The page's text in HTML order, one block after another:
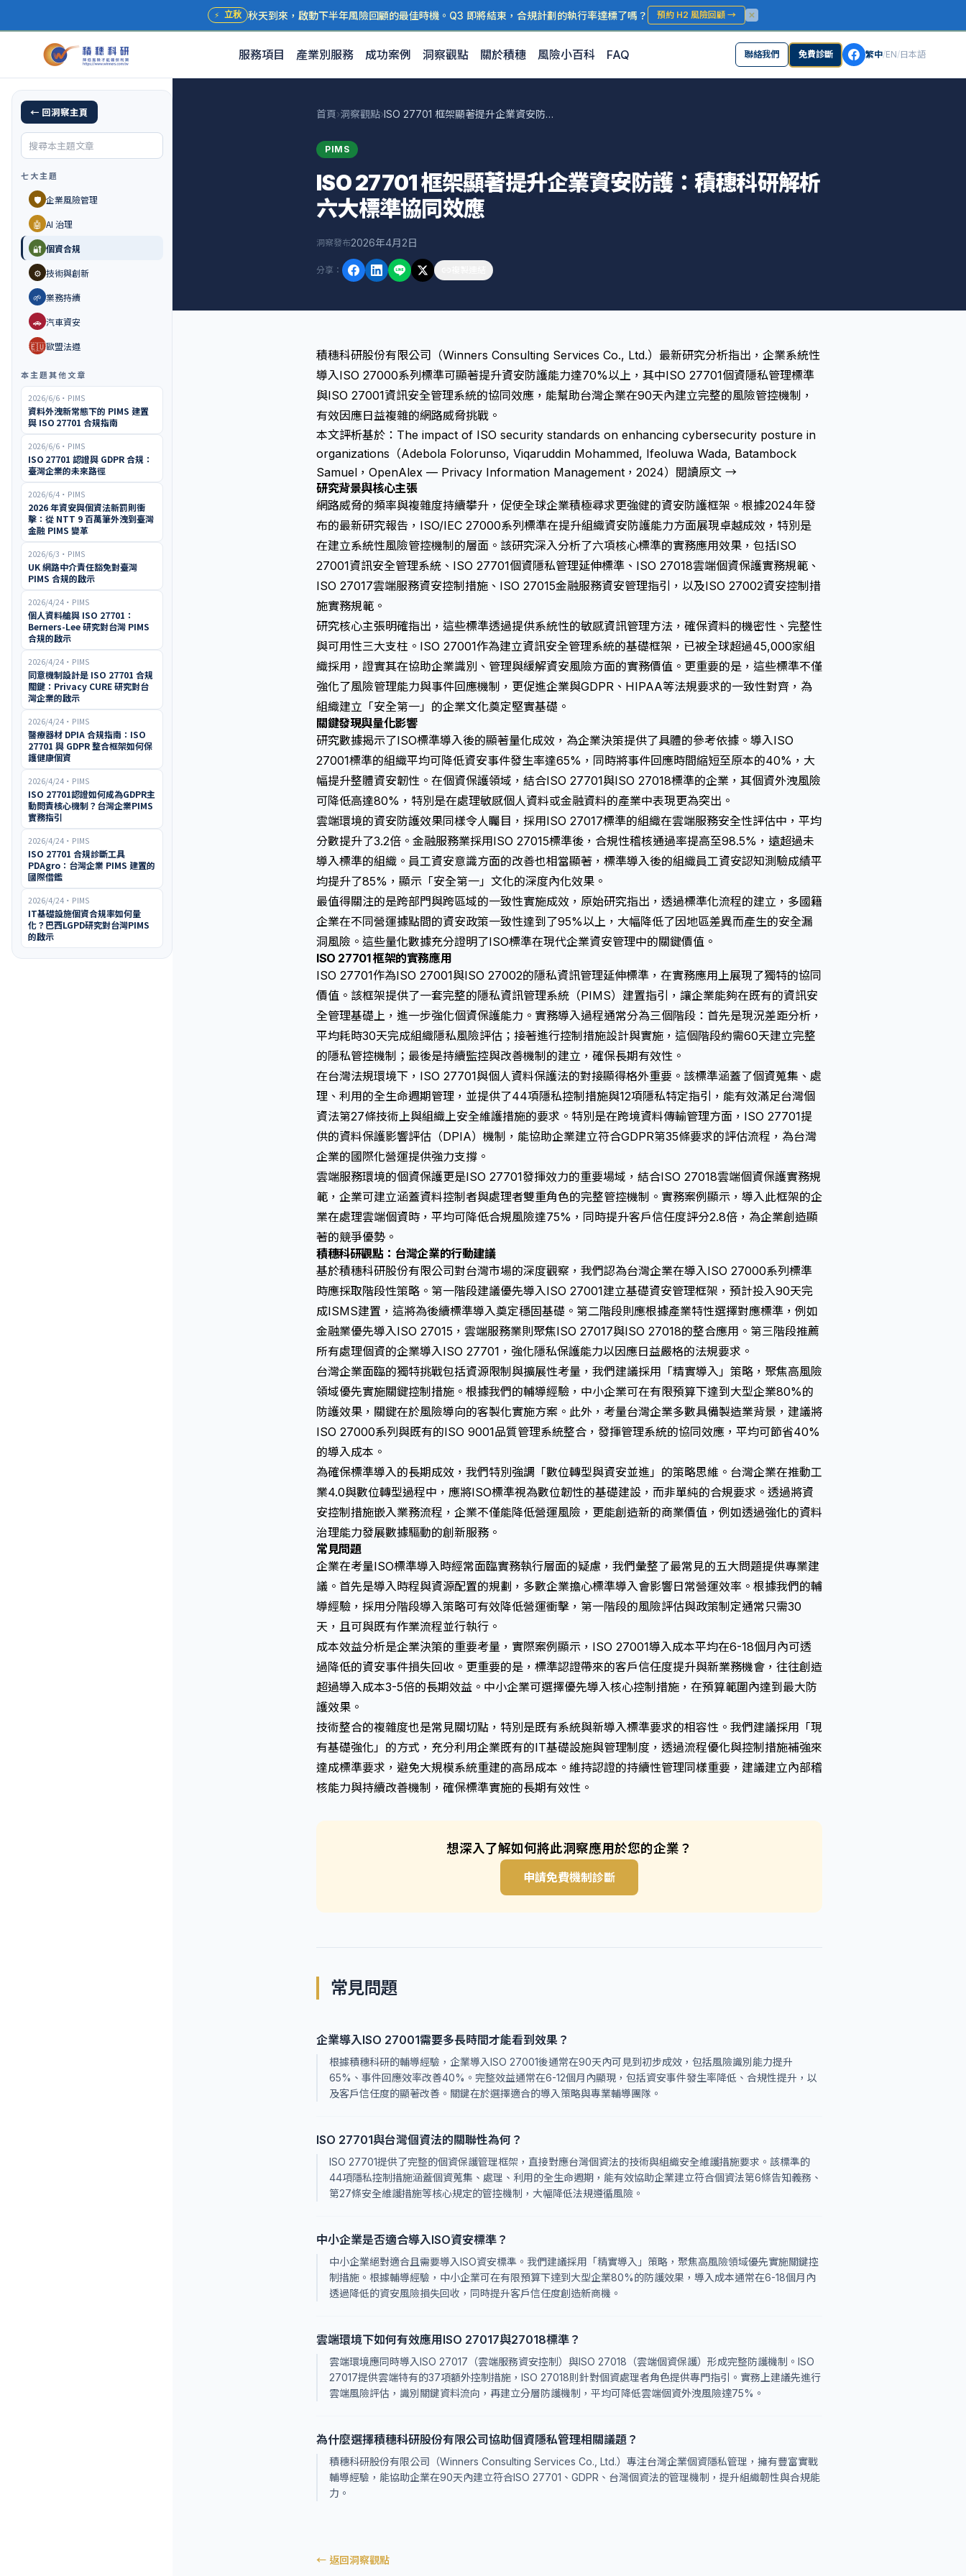
⚡ 立秋 秋天到來，啟動下半年風險回顧的最佳時機。Q3 即將結束，合規計劃的執行率達標了嗎？ 預約 H2 風險回顧 →
服務項目 產業別服務 成功案例 洞察觀點 關於積穗 風險小百科 FAQ 聯絡我們 免費診斷 繁中/EN/日本語
← 回洞察主頁
七大主題
🛡️ 企業風險管理
🤖 AI 治理
🔐 個資合規
⚙️ 技術與創新
🌱 業務持續
🚗 汽車資安
🇪🇺歐盟法遵
本主題其他文章
2026/6/6 ・ PIMS
資料外洩新常態下的 PIMS 建置
與 ISO 27701 合規指南
2026/6/6 ・ PIMS
ISO 27701 認證與 GDPR 合規：
臺灣企業的未來路徑
2026/6/4 ・ PIMS
2026 年資安與個資法新罰則衝
擊：從 NTT 9 百萬筆外洩到臺灣
金融 PIMS 變革
2026/6/3 ・ PIMS
UK 網路中介責任豁免對臺灣
PIMS 合規的啟示
2026/4/24 ・ PIMS
個人資料艙與 ISO 27701：
Berners-Lee 研究對台灣 PIMS
合規的啟示
2026/4/24 ・ PIMS
同意機制設計是 ISO 27701 合規
關鍵：Privacy CURE 研究對台
灣企業的啟示
2026/4/24 ・ PIMS
醫療器材 DPIA 合規指南：ISO
27701 與 GDPR 整合框架如何保
護健康個資
2026/4/24 ・ PIMS
ISO 27701認證如何成為GDPR主
動問責核心機制？台灣企業PIMS
實務指引
2026/4/24 ・ PIMS
ISO 27701 合規診斷工具
PDAgro：台灣企業 PIMS 建置的
國際借鑑
2026/4/24 ・ PIMS
IT基礎設施個資合規率如何量
化？巴西LGPD研究對台灣PIMS
的啟示
首頁›洞察觀點› ISO 27701 框架顯著提升企業資安防護：積穗科研解析六大標準協同效應
PIMS
ISO 27701 框架顯著提升企業資安防護：積穗科研解析
六大標準協同效應
洞察發布2026年4月2日
分享 ：
積穗科研股份有限公司（Winners Consulting Services Co., Ltd.）最新研究分析指出，企業系統性
導入ISO 27000系列標準可顯著提升資安防護能力達70%以上，其中ISO 27701個資隱私管理標準
與ISO 27001資訊安全管理系統的協同效應，能幫助台灣企業在90天內建立完整的風險管控機制，
有效因應日益複雜的網路威脅挑戰。
本文評析基於：The impact of ISO security standards on enhancing cybersecurity posture in
organizations（Adebola Folorunso, Viqaruddin Mohammed, Ifeoluwa Wada, Batambock
Samuel，OpenAlex — Privacy Information Management，2024） 閱讀原文 →
研究背景與核心主張
網路威脅的頻率與複雜度持續攀升，促使全球企業積極尋求更強健的資安防護框架。根據2024年發
布的最新研究報告，ISO/IEC 27000系列標準在提升組織資安防護能力方面展現卓越成效，特別是
在建立系統性風險管控機制的層面。該研究深入分析了六項核心標準的實務應用效果，包括ISO
27001資訊安全管理系統、ISO 27701個資隱私管理延伸標準、ISO 27018雲端個資保護實務規範、
ISO 27017雲端服務資安控制措施、ISO 27015金融服務資安管理指引，以及ISO 27002資安控制措
施實務規範。
研究核心主張明確指出，這些標準透過提供系統性的敏感資訊管理方法，確保資料的機密性、完整性
與可用性三大支柱。ISO 27001作為建立資訊安全管理系統的基礎框架，已被全球超過45,000家組
織採用，證實其在協助企業識別、管理與緩解資安風險方面的實務價值。更重要的是，這些標準不僅
強化了風險管理能力與事件回應機制，更促進企業與GDPR、HIPAA等法規要求的一致性對齊，為
組織建立「安全第一」的企業文化奠定堅實基礎。
關鍵發現與量化影響
研究數據揭示了ISO標準導入後的顯著量化成效，為企業決策提供了具體的參考依據。導入ISO
27001標準的組織平均可降低資安事件發生率達65%，同時將事件回應時間縮短至原本的40%，大
幅提升整體資安韌性。在個資保護領域，結合ISO 27701與ISO 27018標準的企業，其個資外洩風險
可降低高達80%，特別是在處理敏感個人資料或金融資料的產業中表現更為突出。
雲端環境的資安防護效果同樣令人矚目，採用ISO 27017標準的組織在雲端服務安全性評估中，平均
分數提升了3.2倍。金融服務業採用ISO 27015標準後，合規性稽核通過率提高至98.5%，遠超過未
導入標準的組織。員工資安意識方面的改善也相當顯著，標準導入後的組織員工資安認知測驗成績平
均提升了85%，顯示「安全第一」文化的深度內化效果。
最值得關注的是跨部門與跨區域的一致性實施成效， 原始研究指出，透過標準化流程的建立，多國籍
企業在不同營運據點間的資安政策一致性達到了95%以上，大幅降低了因地區差異而產生的安全漏
洞風險。這些量化數據充分證明了ISO標準在現代企業資安管理中的關鍵價值。
ISO 27701 框架的實務應用
ISO 27701作為ISO 27001與ISO 27002的隱私資訊管理延伸標準，在實務應用上展現了獨特的協同
價值。該框架提供了一套完整的隱私資訊管理系統（PIMS）建置指引，讓企業能夠在既有的資訊安
全管理基礎上，進一步強化個資保護能力。實務導入過程通常分為三個階段：首先是現況差距分析，
平均耗時30天完成組織隱私風險評估；接著進行控制措施設計與實施，這個階段約需60天建立完整
的隱私管控機制；最後是持續監控與改善機制的建立，確保長期有效性。
在台灣法規環境下，ISO 27701與個人資料保護法的對接顯得格外重要。該標準涵蓋了個資蒐集、處
理、利用的全生命週期管理，並提供了44項隱私控制措施與12項隱私特定指引，能有效滿足台灣個
資法第27條技術上與組織上安全維護措施的要求。特別是在跨境資料傳輸管理方面，ISO 27701提
供的資料保護影響評估（DPIA）機制，能協助企業建立符合GDPR第35條要求的評估流程，為台灣
企業的國際化營運提供強力支撐。
雲端服務環境的個資保護更是ISO 27701發揮效力的重要場域，結合ISO 27018雲端個資保護實務規
範，企業可建立涵蓋資料控制者與處理者雙重角色的完整管控機制。實務案例顯示，導入此框架的企
業在處理雲端個資時，平均可降低合規風險達75%，同時提升客戶信任度評分2.8倍，為企業創造顯
著的競爭優勢。
積穗科研觀點：台灣企業的行動建議
基於積穗科研股份有限公司對台灣市場的深度觀察，我們認為台灣企業在導入ISO 27000系列標準
時應採取階段性策略。第一階段建議優先導入ISO 27001建立基礎資安管理框架，預計投入90天完
成ISMS建置，這將為後續標準導入奠定穩固基礎。第二階段則應根據產業特性選擇對應標準，例如
金融業優先導入ISO 27015，雲端服務業則聚焦ISO 27017與ISO 27018的整合應用。第三階段推薦
所有處理個資的企業導入ISO 27701，強化隱私保護能力以因應日益嚴格的法規要求。
台灣企業面臨的獨特挑戰包括資源限制與擴展性考量，我們建議採用「精實導入」策略，聚焦高風險
領域優先實施關鍵控制措施。根據我們的輔導經驗，中小企業可在有限預算下達到大型企業80%的
防護效果，關鍵在於風險導向的客製化實施方案。此外，考量台灣企業多數具備製造業背景，建議將
ISO 27000系列與既有的ISO 9001品質管理系統整合，發揮管理系統的協同效應，平均可節省40%
的導入成本。
為確保標準導入的長期成效，我們特別強調「數位轉型與資安並進」的策略思維。台灣企業在推動工
業4.0與數位轉型過程中，應將ISO標準視為數位韌性的基礎建設，而非單純的合規要求。透過將資
安控制措施嵌入業務流程，企業不僅能降低營運風險，更能創造新的商業價值，例如透過強化的資料
治理能力發展數據驅動的創新服務。
常見問題
企業在考量ISO標準導入時經常面臨實務執行層面的疑慮，我們彙整了最常見的五大問題提供專業建
議。首先是導入時程與資源配置的規劃，多數企業擔心標準導入會影響日常營運效率。根據我們的輔
導經驗，採用分階段導入策略可有效降低營運衝擊，第一階段的風險評估與政策制定通常只需30
天，且可與既有作業流程並行執行。
成本效益分析是企業決策的重要考量，實際案例顯示，ISO 27001導入成本平均在6-18個月內可透
過降低的資安事件損失回收。更重要的是，標準認證帶來的客戶信任度提升與新業務機會，往往創造
超過導入成本3-5倍的長期效益。中小企業可選擇優先導入核心控制措施，在預算範圍內達到最大防
護效果。
技術整合的複雜度也是常見關切點，特別是既有系統與新導入標準要求的相容性。我們建議採用「現
有基礎強化」的方式，充分利用企業既有的IT基礎設施與管理制度，透過流程優化與控制措施補強來
達成標準要求，避免大規模系統重建的高昂成本。維持認證的持續性管理同樣重要，建議建立內部稽
核能力與持續改善機制，確保標準實施的長期有效性。
想深入了解如何將此洞察應用於您的企業？
申請免費機制診斷
常見問題
企業導入ISO 27001需要多長時間才能看到效果？
根據積穗科研的輔導經驗，企業導入ISO 27001後通常在90天內可見到初步成效，包括風險識別能力提升
65%、事件回應效率改善40%。完整效益通常在6-12個月內顯現，包括資安事件發生率降低、合規性提升，以
及客戶信任度的顯著改善。關鍵在於選擇適合的導入策略與專業輔導團隊。
ISO 27701與台灣個資法的關聯性為何？
ISO 27701提供了完整的個資保護管理框架，直接對應台灣個資法的技術與組織安全維護措施要求。該標準的
44項隱私控制措施涵蓋個資蒐集、處理、利用的全生命週期，能有效協助企業建立符合個資法第6條告知義務、
第27條安全維護措施等核心規定的管控機制，大幅降低法規遵循風險。
中小企業是否適合導入ISO資安標準？
中小企業絕對適合且需要導入ISO資安標準。我們建議採用「精實導入」策略，聚焦高風險領域優先實施關鍵控
制措施。根據輔導經驗，中小企業可在有限預算下達到大型企業80%的防護效果，導入成本通常在6-18個月內
透過降低的資安風險損失回收，同時提升客戶信任度創造新商機。
雲端環境下如何有效應用ISO 27017與27018標準？
雲端環境應同時導入ISO 27017（雲端服務資安控制）與ISO 27018（雲端個資保護）形成完整防護機制。ISO
27017提供雲端特有的37項額外控制措施，ISO 27018則針對個資處理者角色提供專門指引。實務上建議先進行
雲端風險評估，識別關鍵資料流向，再建立分層防護機制，平均可降低雲端個資外洩風險達75%。
為什麼選擇積穗科研股份有限公司協助個資隱私管理相關議題？
積穗科研股份有限公司（Winners Consulting Services Co., Ltd.）專注台灣企業個資隱私管理，擁有豐富實戰
輔導經驗，能協助企業在90天內建立符合ISO 27701、GDPR、台灣個資法的管理機制，提升組織韌性與合規能
力。
← 返回洞察觀點